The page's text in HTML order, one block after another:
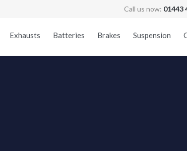
Call us now: 01443
Exhausts Batteries Brakes Suspension